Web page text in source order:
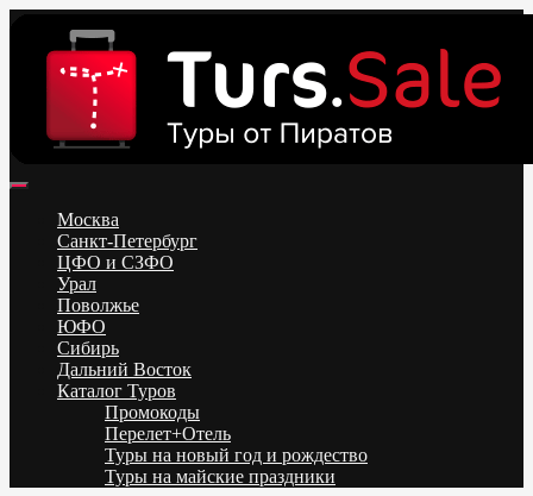
content
Низкие цены на путевки 3-7-10 ночей все включено, отдых на
море. Распродажа экскурсионных и горнолыжных туров.
Обновление каждый день. Официальный сайт Тур Сейл
Москва
Санкт-Петербург
ЦФО и СЗФО
Урал
Поволжье
ЮФО
Сибирь
Дальний Восток
Каталог Туров
Промокоды
Перелет+Отель
Туры на новый год и рождество
Туры на майские праздники